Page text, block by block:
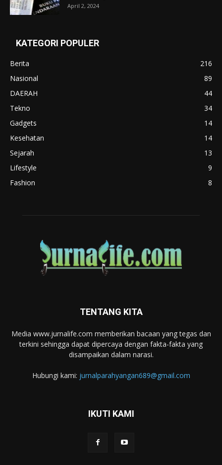
April 2, 2024
KATEGORI POPULER
Berita
216
Nasional
89
DAERAH
44
Tekno
34
Gadgets
14
Kesehatan
14
Sejarah
13
Lifestyle
9
Fashion
8
TENTANG KITA
Media www.jurnalife.com memberikan bacaan yang tegas dan
terkini sehingga dapat dipercaya dengan fakta-fakta yang
disampaikan dalam narasi.
Hubungi kami: jurnalparahyangan689@gmail.com
IKUTI KAMI